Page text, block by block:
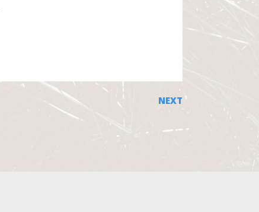
NEXT